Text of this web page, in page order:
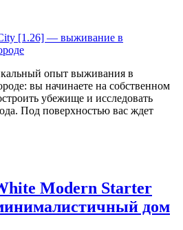
опыт выживания в
вы начинаете на собственном
убежище и исследовать
Под поверхностью вас ждет
Modern Starter
дом